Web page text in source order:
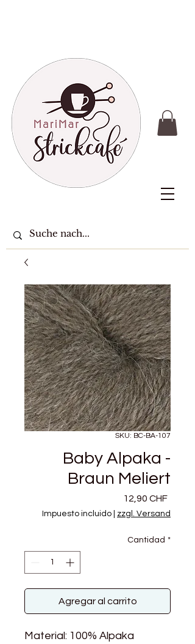
SKU: BC-BA-107
Baby Alpaka -
Braun Meliert
12,90 CHFPrecio
Impuesto incluido zzgl. Versand
Cantidad *
Agregar al carrito
Material: 100% Alpaka